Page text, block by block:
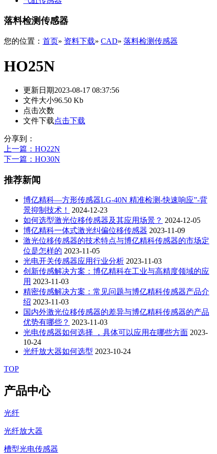
落料检测传感器
您的位置： 首页» 资料下载» CAD» 落料检测传感器
HO25N
更新日期2023-08-17 08:37:56
文件大小96.50 Kb
点击次数
文件下载点击下载
分享到：
上一篇 ：HO22N
下一篇 ：HO30N
推荐新闻
博亿精科—方形传感器LG-40N 精准检测-快速响应”-背
景抑制技术！
2024-12-23
如何选型激光位移传感器及其应用场景？ 2024-12-05
博亿精科一体式激光纠偏位移传感器 2023-11-09
激光位移传感器的技术特点与博亿精科传感器的市场定
位是怎样的 2023-11-05
光电开关传感器应用行业分析 2023-11-03
创新传感解决方案：博亿精科在工业与高精度领域的应
用 2023-11-03
精密传感解决方案：常见问题与博亿精科传感器产品介
绍 2023-11-03
国内外激光位移传感器的差异与博亿精科传感器的产品
优势有哪些？ 2023-11-03
光电传感器如何选择 ，具体可以应用在哪些方面 2023-
10-24
光纤放大器如何选型 2023-10-24
TOP
产品中心
光纤
光纤放大器
槽型光电传感器